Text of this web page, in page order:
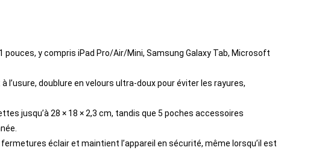
y compris iPad Pro/Air/Mini, Samsung Galaxy Tab, Microsoft
doublure en velours ultra-doux pour éviter les rayures,
jusqu’à 28 × 18 × 2,3 cm, tandis que 5 poches accessoires
éclair et maintient l’appareil en sécurité, même lorsqu’il est